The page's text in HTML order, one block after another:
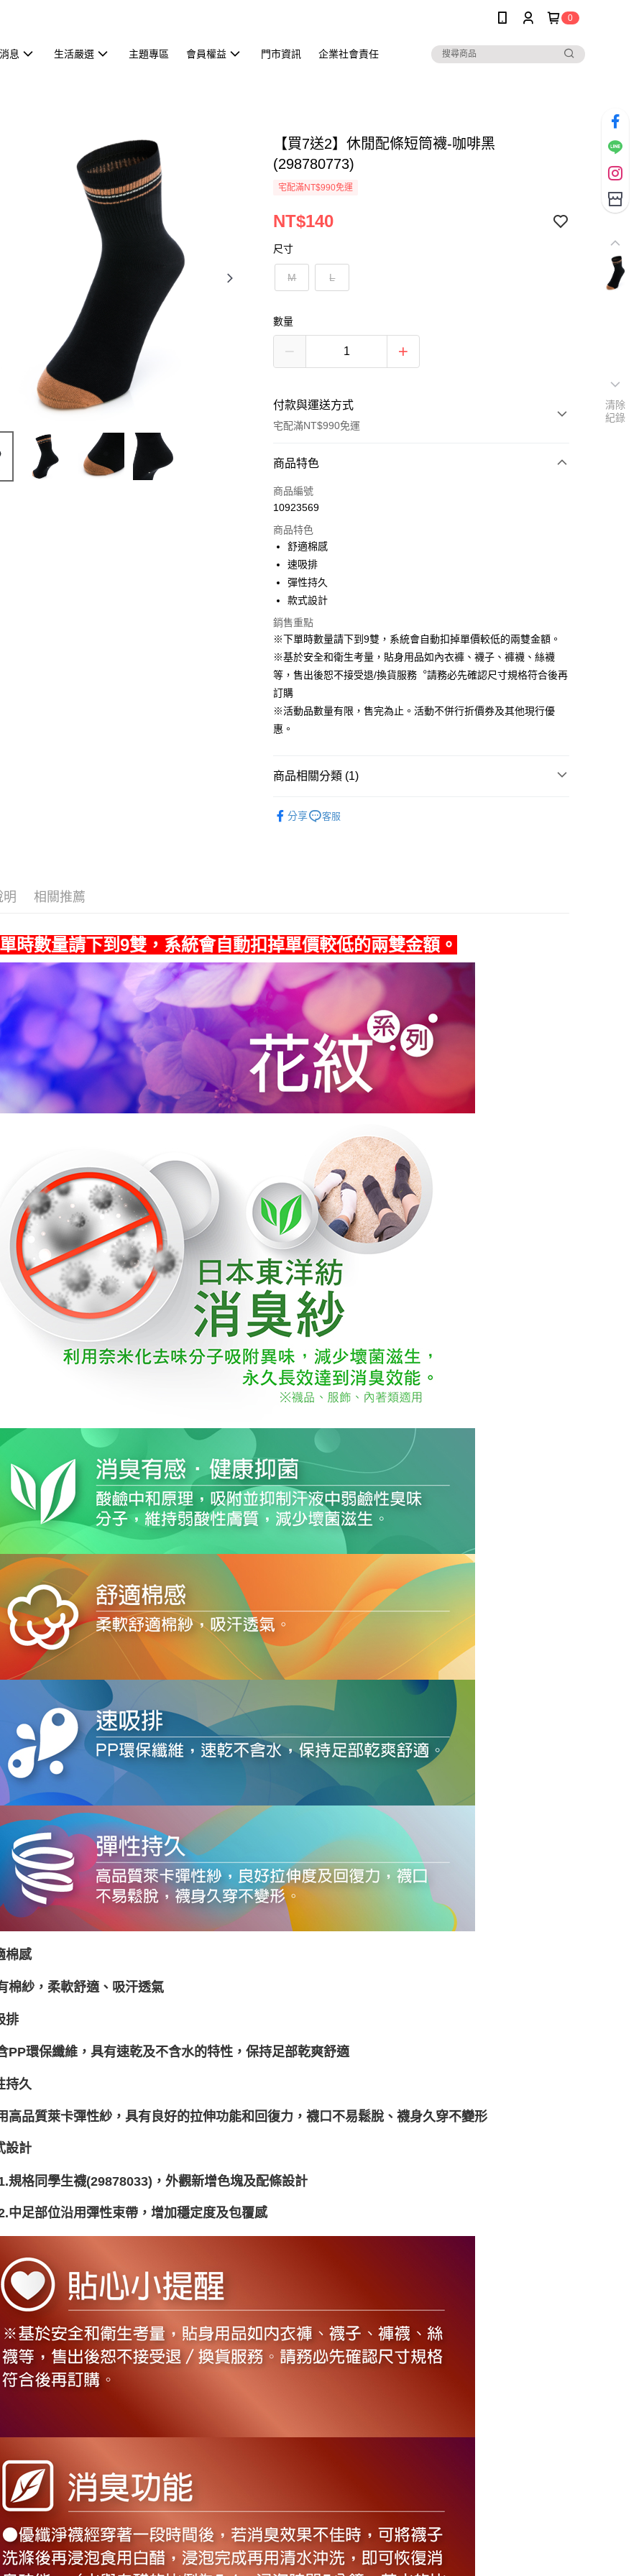
0
息 生活嚴選 主題專區 會員權益 門市資訊 企業社會責任
【買7送2】休閒配條短筒襪-咖啡黑
(298780773)
宅配滿NT$990免運
NT$140
尺寸
M L
數量
付款與運送方式
宅配滿NT$990免運
付款方式
信用卡一次付款
Apple Pay
悠遊付
Google Pay
全盈+PAY
運送方式
宅配
付款後門市自取
商品特色
商品編號
10923569
商品特色
舒適棉感
速吸排
彈性持久
款式設計
銷售重點
※下單時數量請下到9雙，系統會自動扣掉單價較低的兩雙金額。
※基於安全和衛生考量，貼身用品如內衣褲、襪子、褲襪、絲襪
等，售出後恕不接受退/換貨服務︒請務必先確認尺寸規格符合後再
訂購
※活動品數量有限，售完為止。活動不併行折價券及其他現行優
惠。
商品相關分類 (1)
分享
客服
明 相關推薦
時數量請下到9雙，系統會自動扣掉單價較低的兩雙金額。
棉感
棉紗，柔軟舒適、吸汗透氣
排
PP環保纖維，具有速乾及不含水的特性，保持足部乾爽舒適
持久
高品質萊卡彈性紗，具有良好的拉伸功能和回復力，襪口不易鬆脫、襪身久穿不變形
設計
格同學生襪(29878033)，外觀新增色塊及配條設計
足部位沿用彈性束帶，增加穩定度及包覆感
清除
紀錄